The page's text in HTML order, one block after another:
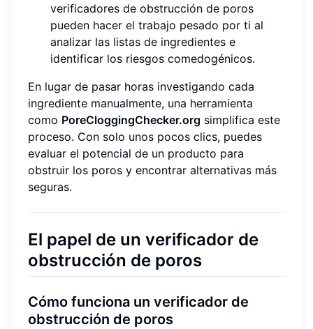
verificadores de obstrucción de poros
pueden hacer el trabajo pesado por ti al
analizar las listas de ingredientes e
identificar los riesgos comedogénicos.
En lugar de pasar horas investigando cada
ingrediente manualmente, una herramienta
como PoreCloggingChecker.org simplifica este
proceso. Con solo unos pocos clics, puedes
evaluar el potencial de un producto para
obstruir los poros y encontrar alternativas más
seguras.
El papel de un verificador de
obstrucción de poros
Cómo funciona un verificador de
obstrucción de poros